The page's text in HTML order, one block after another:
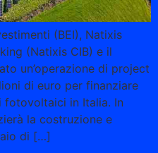
(BEI), Natixis
(Natixis CIB) e il
un’operazione di project
di euro per finanziare
in Italia. In
la costruzione e
di […]